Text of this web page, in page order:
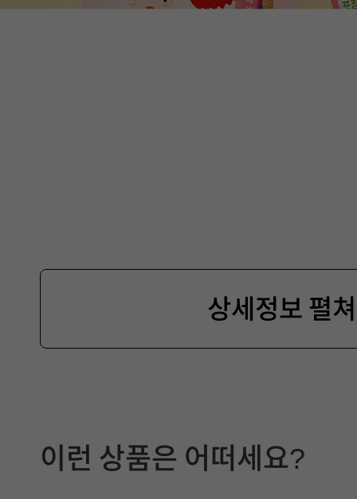
상세정보 펼
이런 상품은 어떠세요?